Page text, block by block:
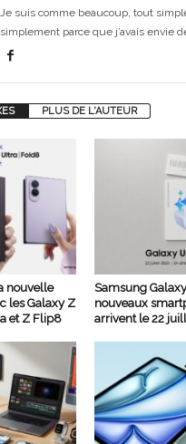
Je suis comme beaucoup, tout
simplement parce que j’avais envie
PLUS DE L'AUTEUR
nouvelle
les Galaxy Z
et Z Flip8
Samsung
nouveaux
arrivent le 22